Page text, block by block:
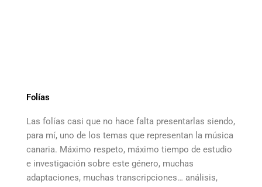
Folías
Las folías casi que no hace falta presentarlas siendo,
para mí, uno de los temas que representan la música
canaria. Máximo respeto, máximo tiempo de estudio
e investigación sobre este género, muchas
adaptaciones, muchas transcripciones… análisis,